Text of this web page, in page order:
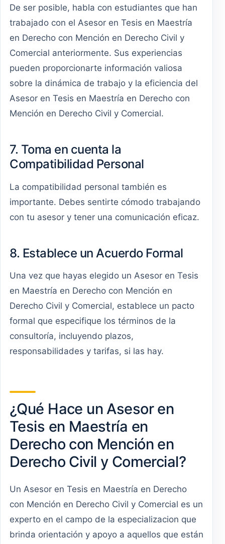
De ser posible, habla con estudiantes que han
trabajado con el Asesor en Tesis en Maestría
en Derecho con Mención en Derecho Civil y
Comercial anteriormente. Sus experiencias
pueden proporcionarte información valiosa
sobre la dinámica de trabajo y la eficiencia del
Asesor en Tesis en Maestría en Derecho con
Mención en Derecho Civil y Comercial.
7. Toma en cuenta la
Compatibilidad Personal
La compatibilidad personal también es
importante. Debes sentirte cómodo trabajando
con tu asesor y tener una comunicación eficaz.
8. Establece un Acuerdo Formal
Una vez que hayas elegido un Asesor en Tesis
en Maestría en Derecho con Mención en
Derecho Civil y Comercial, establece un pacto
formal que especifique los términos de la
consultoría, incluyendo plazos,
responsabilidades y tarifas, si las hay.
¿Qué Hace un Asesor en
Tesis en Maestría en
Derecho con Mención en
Derecho Civil y Comercial?
Un Asesor en Tesis en Maestría en Derecho
con Mención en Derecho Civil y Comercial es un
experto en el campo de la especializacion que
brinda orientación y apoyo a aquellos que están